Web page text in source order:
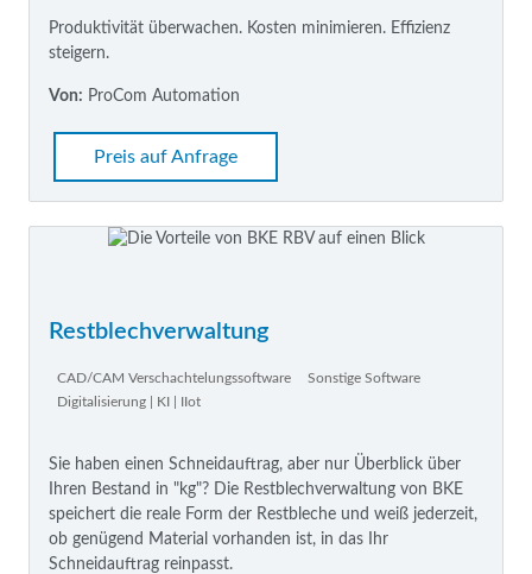
Produktivität überwachen. Kosten minimieren. Effizienz
steigern.
Von: ProCom Automation
Preis auf Anfrage
Restblechverwaltung
CAD/CAM Verschachtelungssoftware
Sonstige Software
Digitalisierung | KI | IIot
Sie haben einen Schneidauftrag, aber nur Überblick über
Ihren Bestand in "kg"? Die Restblechverwaltung von BKE
speichert die reale Form der Restbleche und weiß jederzeit,
ob genügend Material vorhanden ist, in das Ihr
Schneidauftrag reinpasst.